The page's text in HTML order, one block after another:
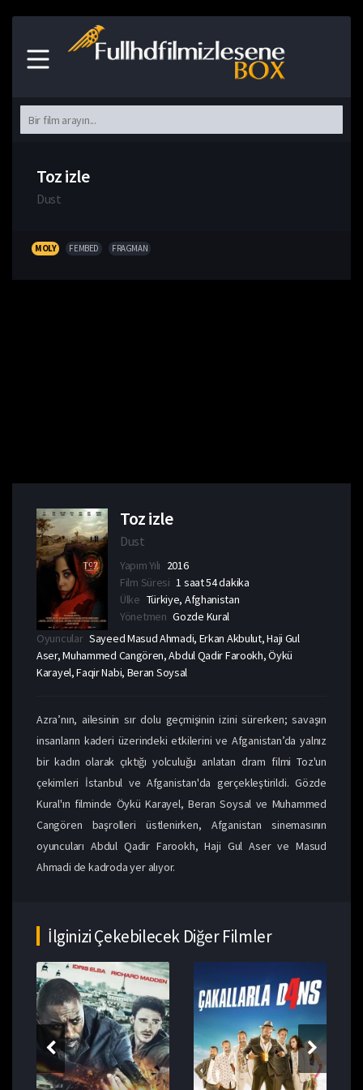
Toz izle
Dust
MOLY FEMBED FRAGMAN
Toz izle
Dust
Yapım Yılı 2016
Film Süresi 1 saat 54 dakika
Ülke Türkiye, Afghanistan
Yönetmen Gozde Kural
Oyuncular Sayeed Masud Ahmadi, Erkan Akbulut, Haji Gul
Aser, Muhammed Cangören, Abdul Qadir Farookh, Öykü
Karayel, Faqir Nabi, Beran Soysal
Azra’nın, ailesinin sır dolu geçmişinin izini sürerken; savaşın
insanların kaderi üzerindeki etkilerini ve Afganistan’da yalnız
bir kadın olarak çıktığı yolculuğu anlatan dram filmi Toz'un
çekimleri İstanbul ve Afganistan'da gerçekleştirildi. Gözde
Kural'ın filminde Öykü Karayel, Beran Soysal ve Muhammed
Cangören başrolleri üstlenirken, Afganistan sinemasının
oyuncuları Abdul Qadir Farookh, Haji Gul Aser ve Masud
Ahmadi de kadroda yer alıyor.
İlginizi Çekebilecek Diğer Filmler